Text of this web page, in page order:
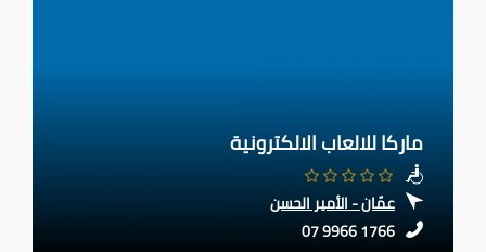
ماركا للالعاب الالكترونية
عمّان - الأمير الحسن
07 9966 1766